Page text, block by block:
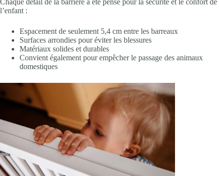
l’enfant :
Espacement de seulement 5,4 cm entre les barreaux
Surfaces arrondies pour éviter les blessures
Matériaux solides et durables
Convient également pour empêcher le passage des animaux
domestiques